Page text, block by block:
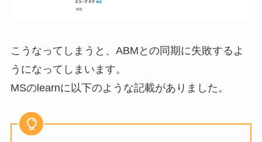
こうなってしまうと、ABMとの同期に失敗するよ
うになってしまいます。
MSのlearnに以下のような記載がありました。